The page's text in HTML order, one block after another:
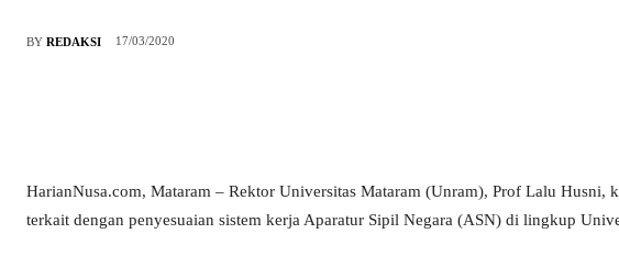
BY REDAKSI 17/03/2020
HarianNusa.com, Mataram – Rektor Universitas Mataram (Unram), Prof Lalu Husni,
terkait dengan penyesuaian sistem kerja Aparatur Sipil Negara (ASN) di lingkup